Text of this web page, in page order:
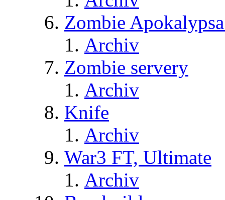
Zombie
Archiv
Zombie servery
Archiv
Knife
Archiv
War3 FT, Ultimate
Archiv